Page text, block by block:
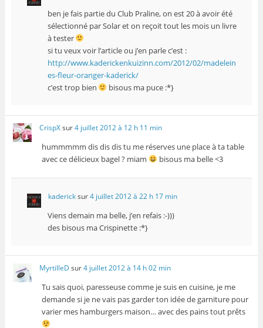
ben je fais partie du Club Praline, on est 20 à avoir été
sélectionné par Solar et on reçoit tout les mois un livre
à tester
si tu veux voir l’article ou j’en parle c’est :
http://www.kaderickenkuizinn.com/2012/02/madelein
es-fleur-oranger-kaderick/
c’est trop bien
bisous ma puce :*}
CrispXsur4 juillet 2012 à 12 h 11 min
hummmmm dis dis dis tu me réserves une place à ta table
avec ce délicieux bagel ? miam
bisous ma belle <3
kadericksur4 juillet 2012 à 22 h 17 min
Viens demain ma belle, j’en refais :-)))
des bisous ma Crispinette :*}
MyrtilleD sur4 juillet 2012 à 14 h 02 min
Tu sais quoi, paresseuse comme je suis en cuisine, je me
demande si je ne vais pas garder ton idée de garniture pour
varier mes hamburgers maison… avec des pains tout prêts